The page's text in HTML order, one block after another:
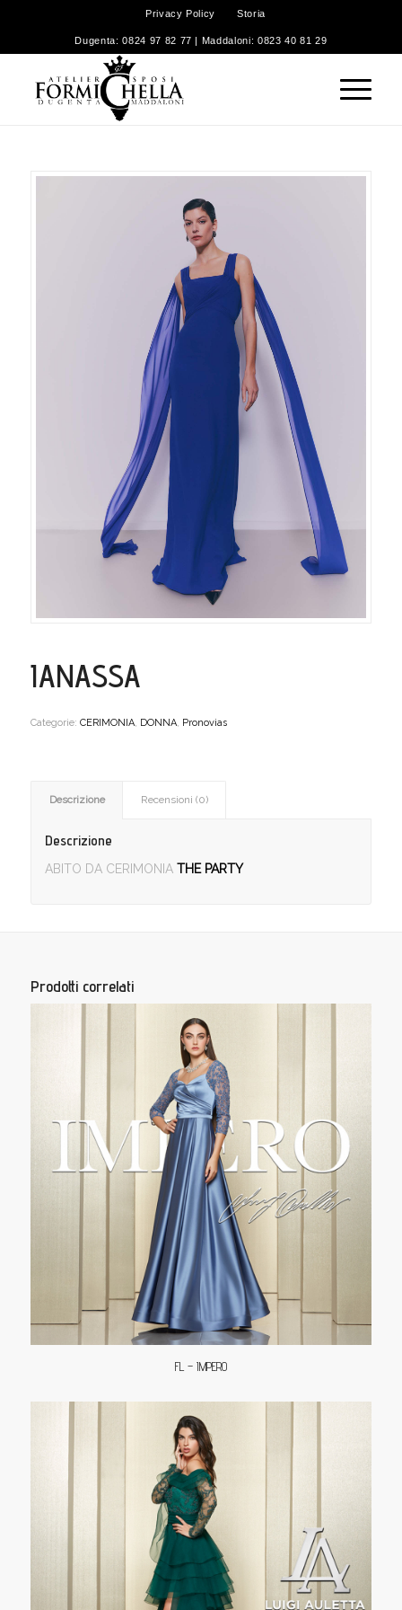
Privacy Policy Storia
Dugenta: 0824 97 82 77 | Maddaloni: 0823 40 81 29
IANASSA
Categorie: CERIMONIA, DONNA, Pronovias
Descrizione Recensioni (0)
Descrizione
ABITO DA CERIMONIA THE PARTY
Prodotti correlati
FL – IMPERO